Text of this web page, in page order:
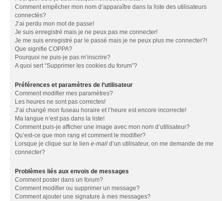
Comment empêcher mon nom d’apparaître dans la liste des utilisateurs
connectés?
J’ai perdu mon mot de passe!
Je suis enregistré mais je ne peux pas me connecter!
Je me suis enregistré par le passé mais je ne peux plus me connecter?!
Que signifie COPPA?
Pourquoi ne puis-je pas m’inscrire?
A quoi sert “Supprimer les cookies du forum”?
Préférences et paramètres de l’utilisateur
Comment modifier mes paramètres?
Les heures ne sont pas correctes!
J’ai changé mon fuseau horaire et l’heure est encore incorrecte!
Ma langue n’est pas dans la liste!
Comment puis-je afficher une image avec mon nom d’utilisateur?
Qu’est-ce que mon rang et comment le modifier?
Lorsque je clique sur le lien e-mail d’un utilisateur, on me demande de me
connecter?
Problèmes liés aux envois de messages
Comment poster dans un forum?
Comment modifier ou supprimer un message?
Comment ajouter une signature à mes messages?